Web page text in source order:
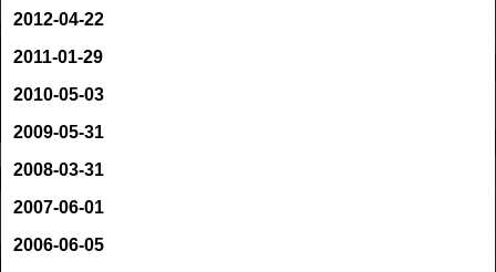
2012-04-22
2011-01-29
2010-05-03
2009-05-31
2008-03-31
2007-06-01
2006-06-05